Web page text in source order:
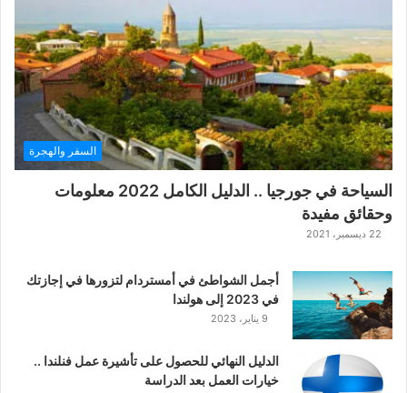
ر
ب
ا
ل
ت
ت
ا
ا
ل
ا
س
ي
ك
السفر والهجرة
السياحة في جورجيا .. الدليل الكامل 2022 معلومات
وحقائق مفيدة
22 ديسمبر، 2021
أجمل الشواطئ في أمستردام لتزورها في إجازتك
في 2023 إلى هولندا
9 يناير، 2023
الدليل النهائي للحصول على تأشيرة عمل فنلندا ..
خيارات العمل بعد الدراسة